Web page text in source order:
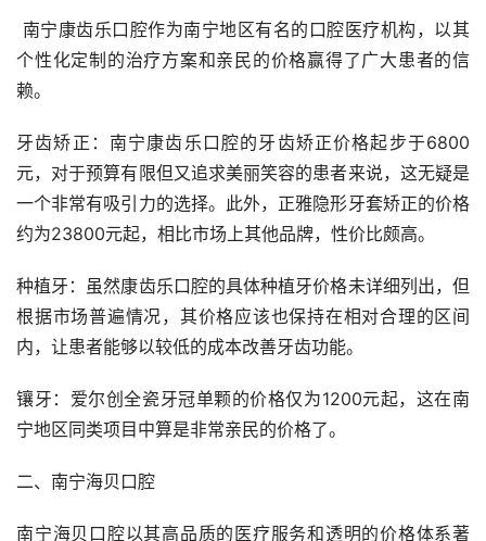
南宁康齿乐口腔作为南宁地区有名的口腔医疗机构，以其
个性化定制的治疗方案和亲民的价格赢得了广大患者的信
赖。
牙齿矫正：南宁康齿乐口腔的牙齿矫正价格起步于6800
元，对于预算有限但又追求美丽笑容的患者来说，这无疑是
一个非常有吸引力的选择。此外，正雅隐形牙套矫正的价格
约为23800元起，相比市场上其他品牌，性价比颇高。
种植牙：虽然康齿乐口腔的具体种植牙价格未详细列出，但
根据市场普遍情况，其价格应该也保持在相对合理的区间
内，让患者能够以较低的成本改善牙齿功能。
镶牙：爱尔创全瓷牙冠单颗的价格仅为1200元起，这在南
宁地区同类项目中算是非常亲民的价格了。
二、南宁海贝口腔
南宁海贝口腔以其高品质的医疗服务和透明的价格体系著